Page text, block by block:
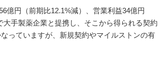
億円（前期比12.1%減）、営業利益34億円
大手製薬企業と提携し、そこから得られる契約
っていますが、新規契約やマイルストンの有